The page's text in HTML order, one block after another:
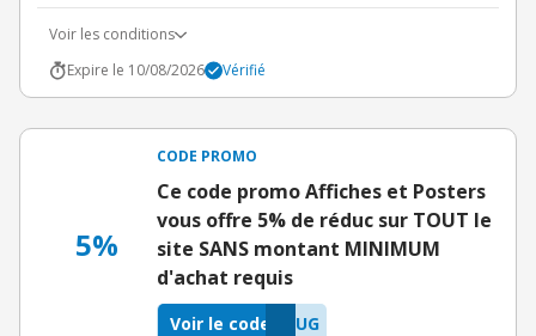
Voir les conditions
Expire le 10/08/2026
Vérifié
5%
CODE PROMO
Ce code promo Affiches et Posters
vous offre 5% de réduc sur TOUT le
site SANS montant MINIMUM
d'achat requis
MUG
Voir le code